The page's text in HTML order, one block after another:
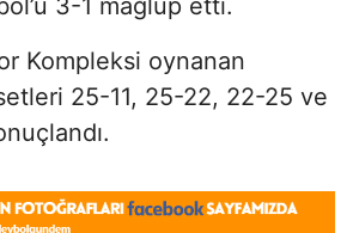
Kompleksi oynanan
25-11, 25-22, 22-25 ve